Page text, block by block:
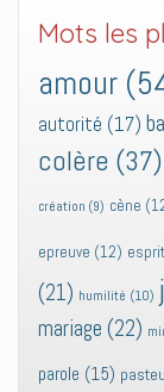
Mots les
amour
autorité (17)
colère (37)
création (9) cène
epreuve (12) esprit
(21) humilité (10)
mariage (22)
parole (15)